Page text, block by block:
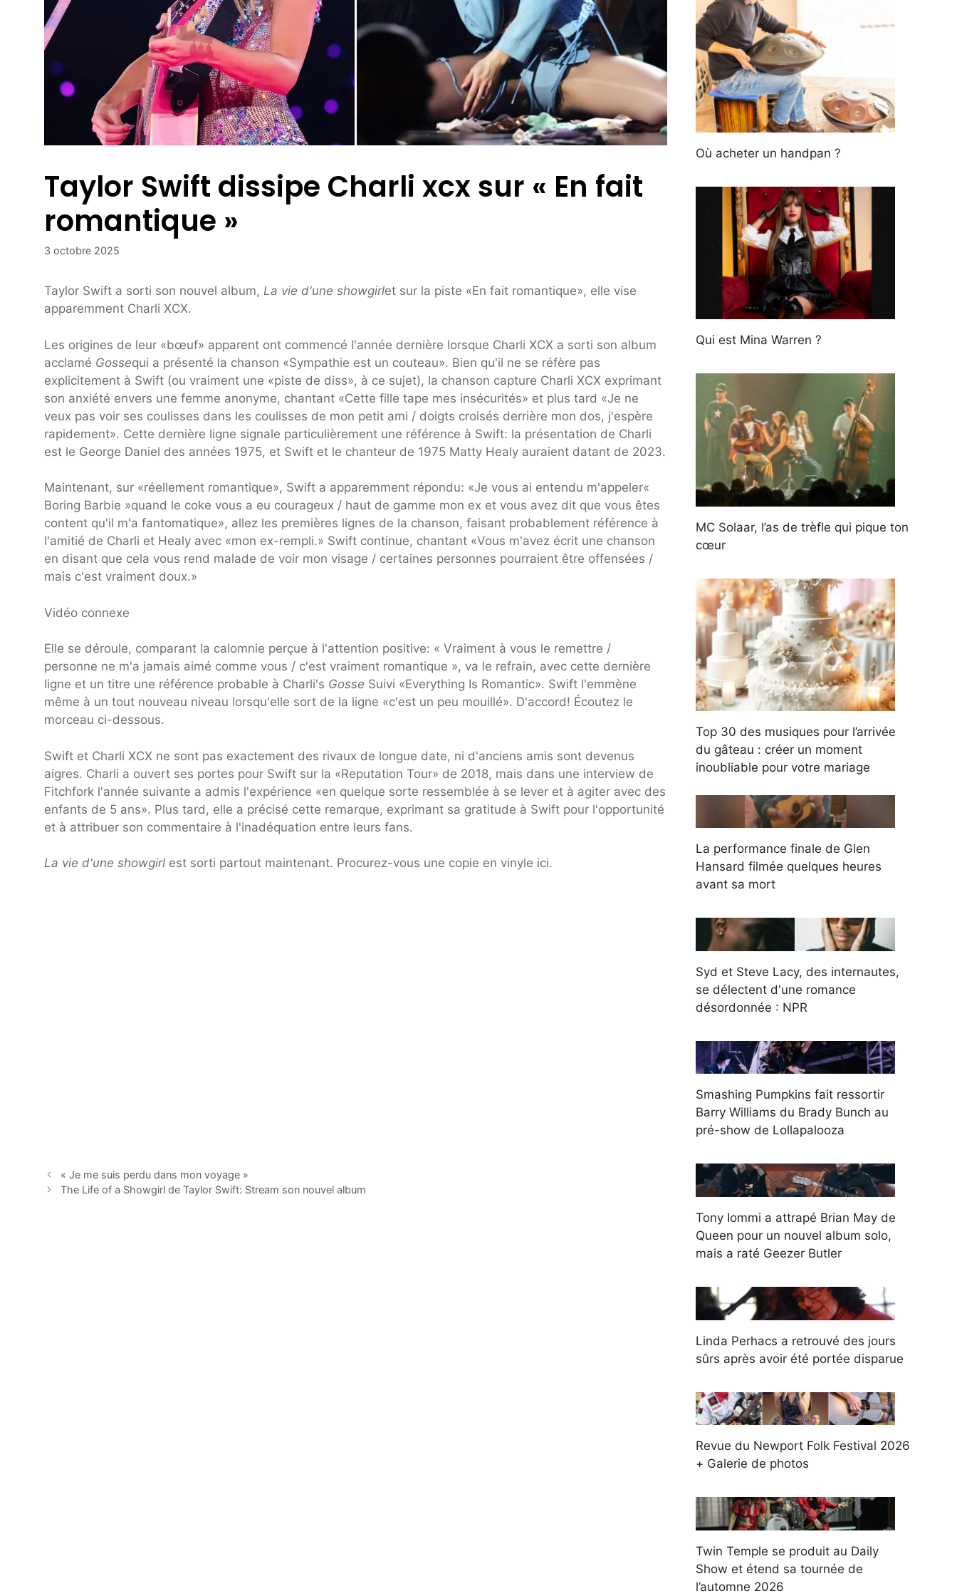
Taylor Swift dissipe Charli xcx sur « En fait
romantique »
3 octobre 2025
Taylor Swift a sorti son nouvel album, La vie d'une showgirlet sur la piste «En fait romantique», elle vise
apparemment Charli XCX.
Les origines de leur «bœuf» apparent ont commencé l'année dernière lorsque Charli XCX a sorti son album
acclamé Gossequi a présenté la chanson «Sympathie est un couteau». Bien qu'il ne se réfère pas
explicitement à Swift (ou vraiment une «piste de diss», à ce sujet), la chanson capture Charli XCX exprimant
son anxiété envers une femme anonyme, chantant «Cette fille tape mes insécurités» et plus tard «Je ne
veux pas voir ses coulisses dans les coulisses de mon petit ami / doigts croisés derrière mon dos, j'espère
rapidement». Cette dernière ligne signale particulièrement une référence à Swift: la présentation de Charli
est le George Daniel des années 1975, et Swift et le chanteur de 1975 Matty Healy auraient datant de 2023.
Maintenant, sur «réellement romantique», Swift a apparemment répondu: «Je vous ai entendu m'appeler«
Boring Barbie »quand le coke vous a eu courageux / haut de gamme mon ex et vous avez dit que vous êtes
content qu'il m'a fantomatique», allez les premières lignes de la chanson, faisant probablement référence à
l'amitié de Charli et Healy avec «mon ex-rempli.» Swift continue, chantant «Vous m'avez écrit une chanson
en disant que cela vous rend malade de voir mon visage / certaines personnes pourraient être offensées /
mais c'est vraiment doux.»
Vidéo connexe
Elle se déroule, comparant la calomnie perçue à l'attention positive: « Vraiment à vous le remettre /
personne ne m'a jamais aimé comme vous / c'est vraiment romantique », va le refrain, avec cette dernière
ligne et un titre une référence probable à Charli's Gosse Suivi «Everything Is Romantic». Swift l'emmène
même à un tout nouveau niveau lorsqu'elle sort de la ligne «c'est un peu mouillé». D'accord! Écoutez le
morceau ci-dessous.
Swift et Charli XCX ne sont pas exactement des rivaux de longue date, ni d'anciens amis sont devenus
aigres. Charli a ouvert ses portes pour Swift sur la «Reputation Tour» de 2018, mais dans une interview de
Fitchfork l'année suivante a admis l'expérience «en quelque sorte ressemblée à se lever et à agiter avec des
enfants de 5 ans». Plus tard, elle a précisé cette remarque, exprimant sa gratitude à Swift pour l'opportunité
et à attribuer son commentaire à l'inadéquation entre leurs fans.
La vie d'une showgirl est sorti partout maintenant. Procurez-vous une copie en vinyle ici.
« Je me suis perdu dans mon voyage »
The Life of a Showgirl de Taylor Swift: Stream son nouvel album
Où acheter un handpan ?
Qui est Mina Warren ?
MC Solaar, l’as de trèfle qui pique ton
cœur
Top 30 des musiques pour l’arrivée
du gâteau : créer un moment
inoubliable pour votre mariage
La performance finale de Glen
Hansard filmée quelques heures
avant sa mort
Syd et Steve Lacy, des internautes,
se délectent d'une romance
désordonnée : NPR
Smashing Pumpkins fait ressortir
Barry Williams du Brady Bunch au
pré-show de Lollapalooza
Tony Iommi a attrapé Brian May de
Queen pour un nouvel album solo,
mais a raté Geezer Butler
Linda Perhacs a retrouvé des jours
sûrs après avoir été portée disparue
Revue du Newport Folk Festival 2026
+ Galerie de photos
Twin Temple se produit au Daily
Show et étend sa tournée de
l’automne 2026